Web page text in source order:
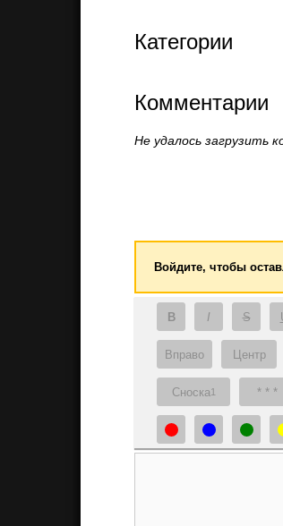
Категории
Комментарии
Не удалось загрузить
Войдите, чтобы
B I S
Вправо Центр
Сноска1 * * *